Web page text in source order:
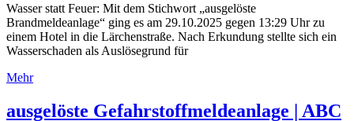
Wasser statt Feuer: Mit dem Stichwort „ausgelöste
Brandmeldeanlage“ ging es am 29.10.2025 gegen 13:29 Uhr zu
einem Hotel in die Lärchenstraße. Nach Erkundung stellte sich ein
Wasserschaden als Auslösegrund für
Mehr
ausgelöste Gefahrstoffmeldeanlage | ABC